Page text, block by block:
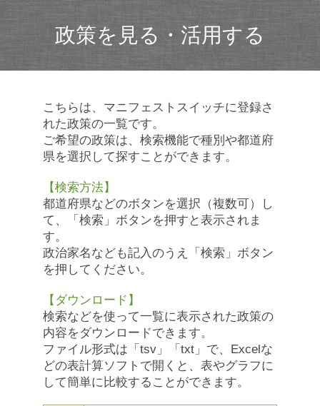
政策を見る・活用する
こちらは、マニフェストスイッチに登録さ
れた政策の一覧です。
ご希望の政策は、検索機能で種別や都道府
県を選択して探すことができます。
【検索方法】
都道府県などのボタンを選択（複数可）し
て、「検索」ボタンを押すと表示されま
す。
政治家名なども記入のうえ「検索」ボタン
を押してください。
【ダウンロード】
検索などを使って一覧に表示された政策の
内容をダウンロードできます。
ファイル形式は「tsv」「txt」で、Excelな
どの表計算ソフトで開くと、表やグラフに
して簡単に比較することができます。